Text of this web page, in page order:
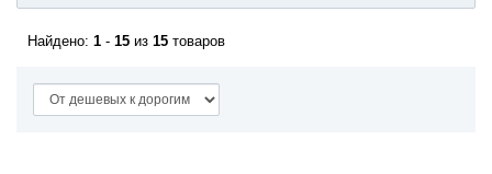
Найдено: 1 - 15 из 15 товаров